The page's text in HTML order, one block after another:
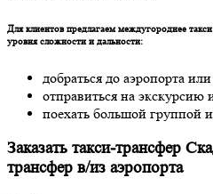
Для клиентов предлагаем междугороднее
уровня сложности и дальности:
добраться до аэропорта
отправиться на экскурсию
поехать большой группой
Заказать такси-трансфер
трансфер в/из аэропорта